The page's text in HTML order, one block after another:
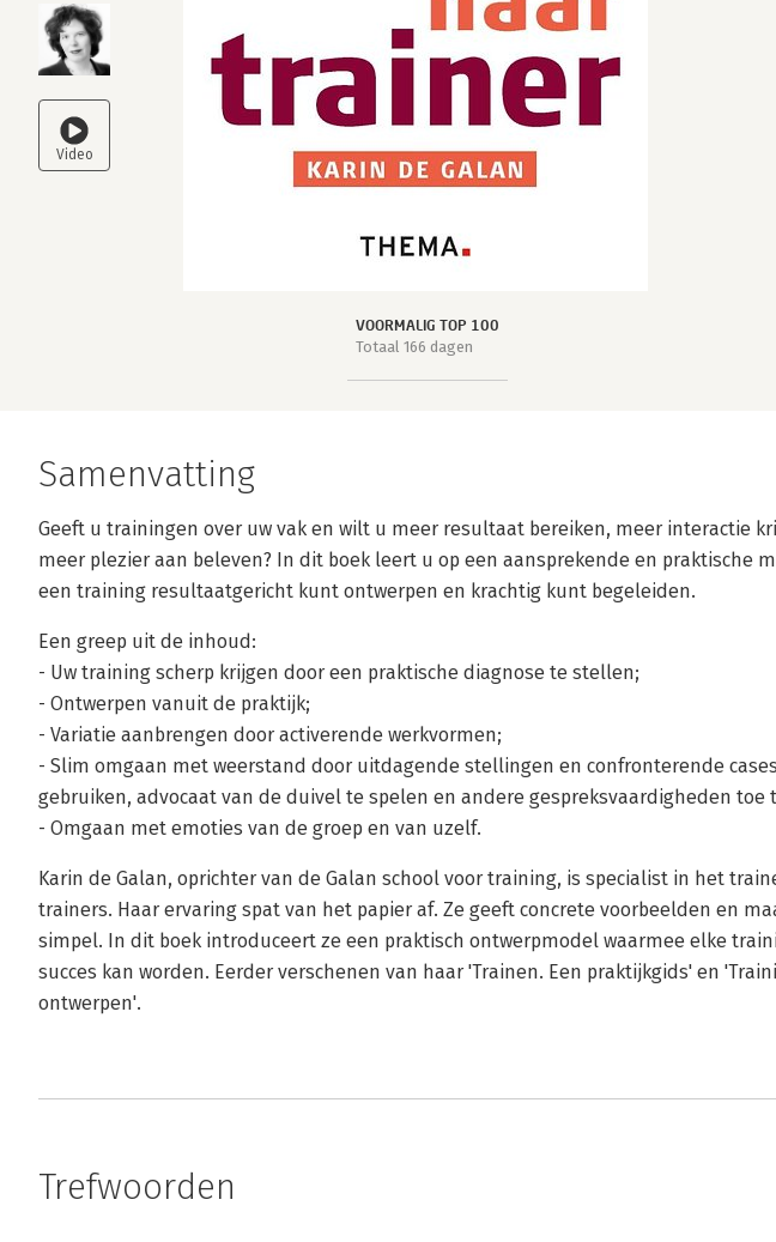
VOORMALIG TOP 100
Totaal 166 dagen
Samenvatting
Geeft u trainingen over uw vak en wilt u meer resultaat bereiken, meer interactie
meer plezier aan beleven? In dit boek leert u op een aansprekende en praktische
een training resultaatgericht kunt ontwerpen en krachtig kunt begeleiden.
Een greep uit de inhoud:
- Uw training scherp krijgen door een praktische diagnose te stellen;
- Ontwerpen vanuit de praktijk;
- Variatie aanbrengen door activerende werkvormen;
- Slim omgaan met weerstand door uitdagende stellingen en confronterende
gebruiken, advocaat van de duivel te spelen en andere gespreksvaardigheden toe
- Omgaan met emoties van de groep en van uzelf.
Karin de Galan, oprichter van de Galan school voor training, is specialist in het
trainers. Haar ervaring spat van het papier af. Ze geeft concrete voorbeelden en
simpel. In dit boek introduceert ze een praktisch ontwerpmodel waarmee elke
succes kan worden. Eerder verschenen van haar 'Trainen. Een praktijkgids' en
ontwerpen'.
Trefwoorden